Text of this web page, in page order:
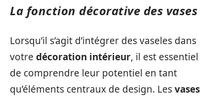
La fonction décorative des vases
Lorsqu’il s’agit d’intégrer des vaseles dans
votre décoration intérieur, il est essentiel
de comprendre leur potentiel en tant
qu’éléments centraux de design. Lesvases